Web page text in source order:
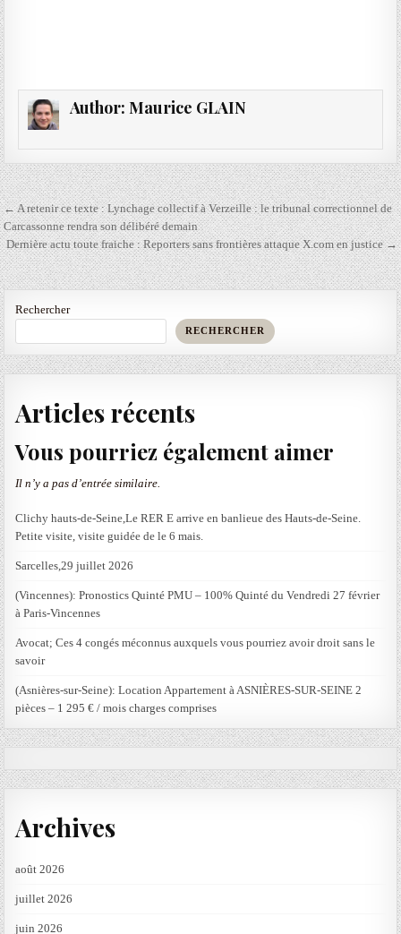
Author: Maurice GLAIN
Navigation
de
l’article
← A retenir ce texte : Lynchage collectif à Verzeille : le tribunal correctionnel de
Carcassonne rendra son délibéré demain
Dernière actu toute fraiche : Reporters sans frontières attaque X.com en justice →
Rechercher
RECHERCHER
Articles récents
Vous pourriez également aimer
Il n’y a pas d’entrée similaire.
Clichy hauts-de-Seine,Le RER E arrive en banlieue des Hauts-de-Seine.
Petite visite, visite guidée de le 6 mais.
Sarcelles,29 juillet 2026
(Vincennes): Pronostics Quinté PMU – 100% Quinté du Vendredi 27 février
à Paris-Vincennes
Avocat; Ces 4 congés méconnus auxquels vous pourriez avoir droit sans le
savoir
(Asnières-sur-Seine): Location Appartement à ASNIÈRES-SUR-SEINE 2
pièces – 1 295 € / mois charges comprises
Archives
août 2026
juillet 2026
juin 2026